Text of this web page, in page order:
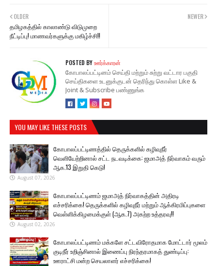
NEWER
OLDER
தமிழகத்தில் காலாண்டு விடுமுறை
நீட்டிப்பு! மாணவர்களுக்கு மகிழ்ச்சி!!
POSTED BYஊர்க்காரன்
கோபாலப்பட்டினம் செய்தி மற்றும் சுற்று வட்டார பகுதி
செய்திகளை உடனுக்குடன் தெரிந்து கொள்ள Like &
Joint & Subscribe பண்ணுங்க
YOU MAY LIKE THESE POSTS
கோபாலப்பட்டிணத்தில் தெருக்களில் கழிவுநீர்
வெளியேற்றினால் சட்ட நடவடிக்கை: ஜமாஅத் நிர்வாகம் வரும்
ஆக.13 இறுதி கெடு!
August 07, 2026
கோபாலப்பட்டிணம் ஜமாஅத் நிர்வாகத்தின் அதிரடி
எச்சரிக்கை! தெருக்களில் கழிவுநீர் மற்றும் ஆக்கிரமிப்புகளை
வெள்ளிக்கிழமைக்குள் (ஆக.7) அகற்ற உத்தரவு!!
August 02, 2026
கோபாலப்பட்டிணம் மக்களே சட்டவிரோதமாக மோட்டார் மூலம்
குடிநீர் உறிஞ்சினால் இணைப்பு நிரந்தரமாகத் துண்டிப்பு:
ஊராட்சி மன்ற செயலாளர் எச்சரிக்கை!